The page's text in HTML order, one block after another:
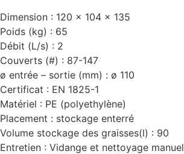
Dimension : 120 x 104 x 135
Poids (kg) : 65
Débit (L/s) : 2
Couverts (#) : 87-147
ø entrée – sortie (mm) : ø 110
Certificat : EN 1825-1
Matériel : PE (polyethylène)
Placement : stockage enterré
Volume stockage des graisses(l) : 90
Entretien : Vidange et nettoyage manuel